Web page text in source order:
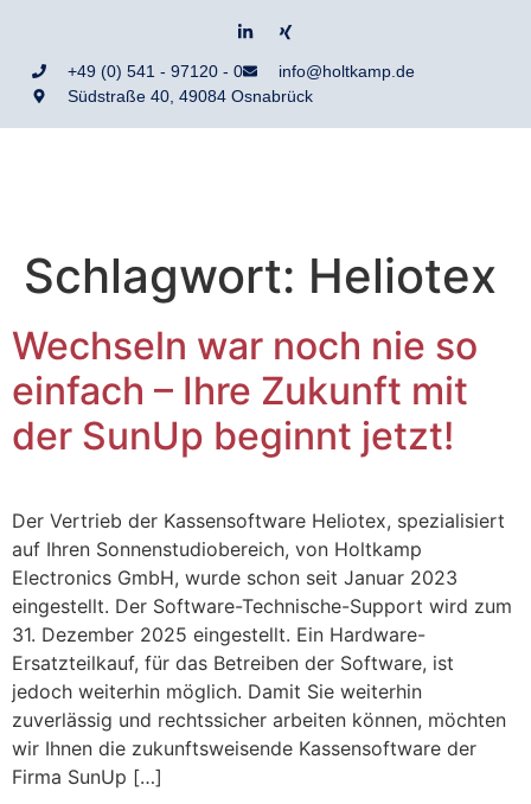
+49 (0) 541 - 97120 - 0
info@holtkamp.de
Südstraße 40, 49084 Osnabrück
Schlagwort: Heliotex
Wechseln war noch nie so
einfach – Ihre Zukunft mit
der SunUp beginnt jetzt!
Der Vertrieb der Kassensoftware Heliotex, spezialisiert
auf Ihren Sonnenstudiobereich, von Holtkamp
Electronics GmbH, wurde schon seit Januar 2023
eingestellt. Der Software-Technische-Support wird zum
31. Dezember 2025 eingestellt. Ein Hardware-
Ersatzteilkauf, für das Betreiben der Software, ist
jedoch weiterhin möglich. Damit Sie weiterhin
zuverlässig und rechtssicher arbeiten können, möchten
wir Ihnen die zukunftsweisende Kassensoftware der
Firma SunUp […]